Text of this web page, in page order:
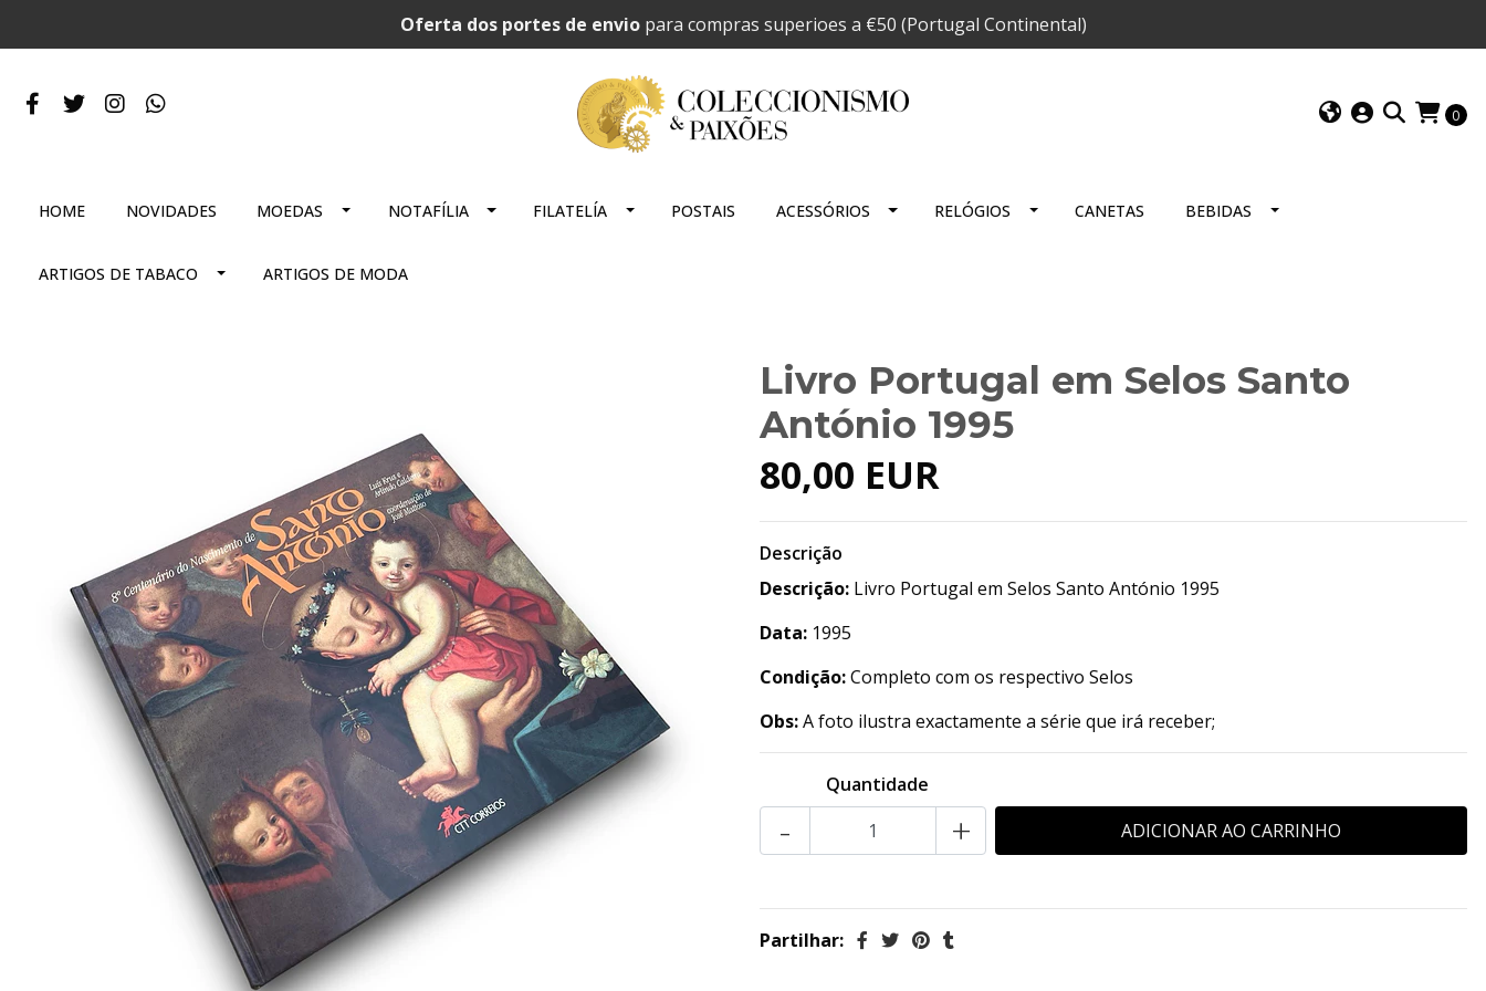
Oferta dos portes de enviopara compras superioes a €50 (Portugal Continental)
0
HOME NOVIDADES MOEDAS NOTAFÍLIA FILATELÍA POSTAIS ACESSÓRIOS RELÓGIOS CANETAS BEBIDAS
ARTIGOS DE TABACO ARTIGOS DE MODA
Livro Portugal em Selos Santo
António 1995
80,00 EUR
Descrição
Descrição: Livro Portugal em Selos Santo António 1995
Data: 1995
Condição:Completo com os respectivo Selos
Obs:A foto ilustra exactamente a série que irá receber;
Quantidade
- +
Partilhar: